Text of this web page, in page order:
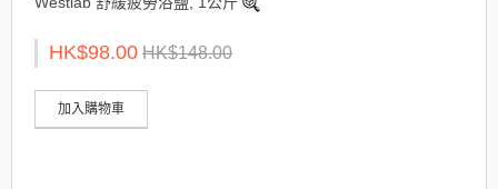
HK$98.00 HK$148.00
加入購物車